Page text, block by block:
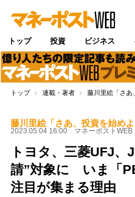
トップ 投資 ビジネス
トップ 連載・著者 藤川里絵「さあ
藤川里絵「さあ、投資を始めよ
2023.05.04 16:00 マネーポストWEB
トヨタ、三菱UFJ、
請”対象に いま「
注目が集まる理由